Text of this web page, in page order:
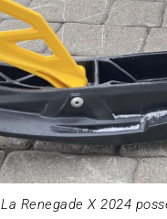
La Renegade X 2024